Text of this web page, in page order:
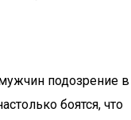
подозрение в
боятся, что